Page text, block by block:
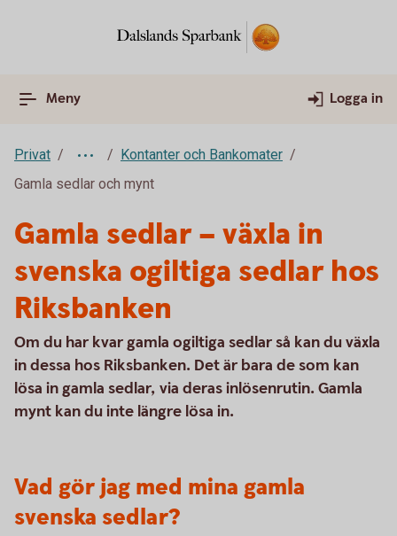
Meny Logga in
Privat
Kontanter och Bankomater
Gamla sedlar och mynt
Gamla sedlar – växla in
svenska ogiltiga sedlar hos
Riksbanken
Om du har kvar gamla ogiltiga sedlar så kan du växla
in dessa hos Riksbanken. Det är bara de som kan
lösa in gamla sedlar, via deras inlösenrutin. Gamla
mynt kan du inte längre lösa in.
Vad gör jag med mina gamla
svenska sedlar?